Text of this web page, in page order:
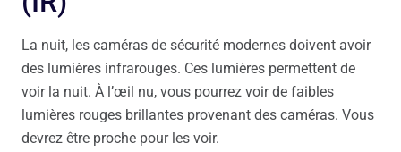
La nuit, les caméras de sécurité modernes doivent avoir
des lumières infrarouges. Ces lumières permettent de
voir la nuit. À l’œil nu, vous pourrez voir de faibles
lumières rouges brillantes provenant des caméras. Vous
devrez être proche pour les voir.